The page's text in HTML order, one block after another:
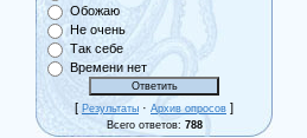
Обожаю
Не очень
Так себе
Времени нет
[ Результаты · Архив опросов ]
Всего ответов: 788